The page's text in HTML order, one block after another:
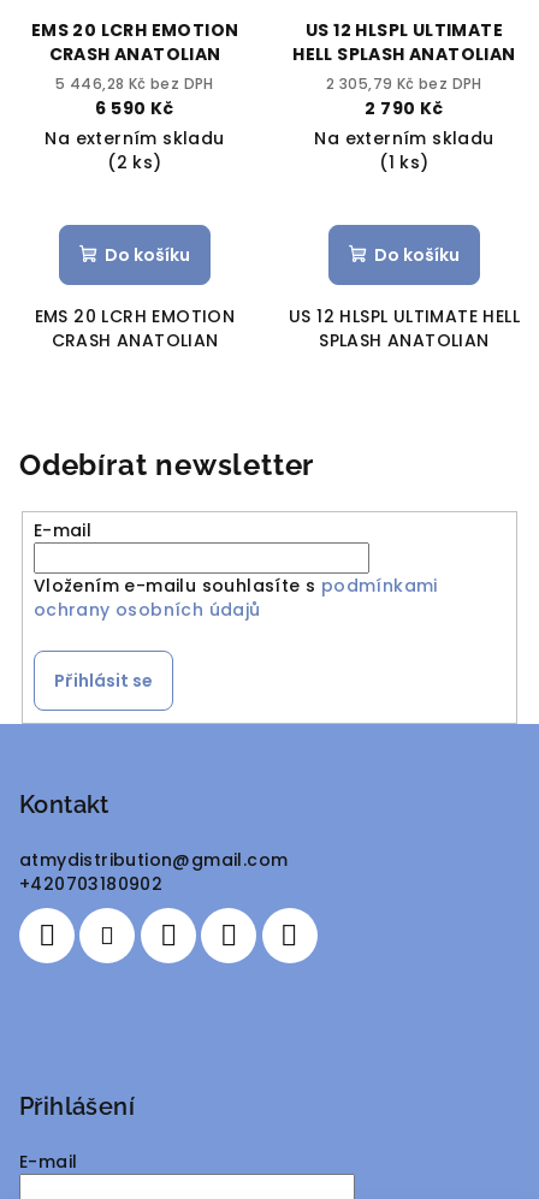
EMS 20 LCRH EMOTION
CRASH ANATOLIAN
5 446,28 Kč bez DPH
6 590 Kč
Na externím skladu
(2 ks)
Do košíku
EMS 20 LCRH EMOTION
CRASH ANATOLIAN
US 12 HLSPL ULTIMATE
HELL SPLASH ANATOLIAN
2 305,79 Kč bez DPH
2 790 Kč
Na externím skladu
(1 ks)
Do košíku
US 12 HLSPL ULTIMATE HELL
SPLASH ANATOLIAN
Odebírat newsletter
E-mail
Vložením e-mailu souhlasíte s podmínkami
ochrany osobních údajů
Přihlásit se
Kontakt
atmydistribution@gmail.com
+420703180902
Přihlášení
E-mail